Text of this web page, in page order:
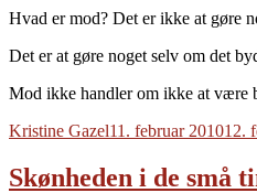
Hvad er mod? Det er ikke at gøre
Det er at gøre noget selv om det
Mod ikke handler om ikke at være
Forfatter
Kristine GazelUdgivet
11. februar 201012.
Skønheden i de små